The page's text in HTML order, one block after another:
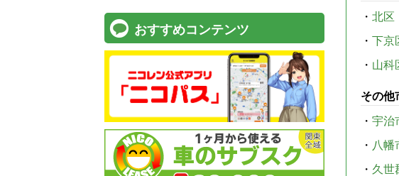
・ 北区
・ 下京
・ 山科
その他
・ 宇治
・ 八幡
・ 久世
おすすめコンテンツ